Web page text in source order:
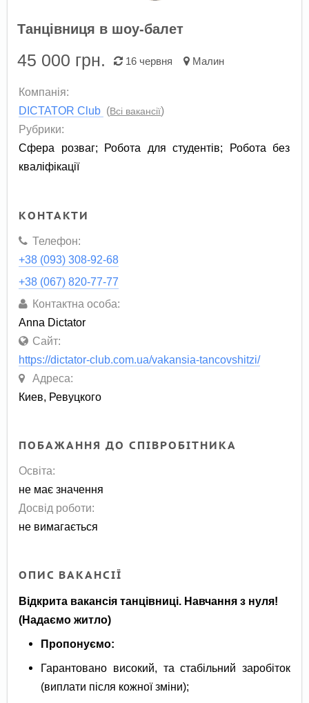
Танцівниця в шоу-балет
45 000 грн. 16 червня Малин
Компанія:
DICTATOR Club (Всі вакансії)
Рубрики:
Сфера розваг; Робота для студентів;
Робота без
кваліфікації
КОНТАКТИ
Телефон:
+38 (093) 308-92-68
+38 (067) 820-77-77
Контактна особа:
Anna Dictator
Сайт:
https://dictator-club.com.ua/vakansia-tancovshitzi/
Адреса:
Киев, Ревуцкого
ПОБАЖАННЯ ДО СПІВРОБІТНИКА
Освіта:
не має значення
Досвід роботи:
не вимагається
ОПИС ВАКАНСІЇ
Відкрита вакансія танцівниці. Навчання з нуля!
(Надаємо житло)
Пропонуємо:
Гарантовано високий, та стабільний заробіток
(виплати після кожної зміни);